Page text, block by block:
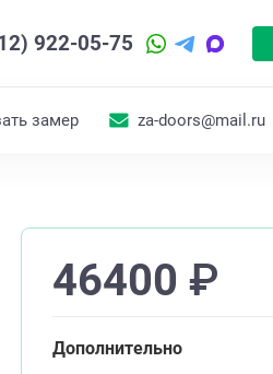
922-05-75
замер za-doors@mail.ru
46400 ₽
Дополнительно